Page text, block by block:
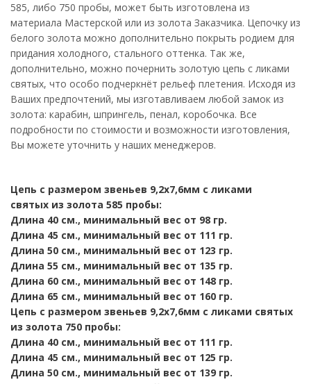
585, либо 750 пробы, может быть изготовлена из
материала Мастерской или из золота Заказчика. Цепочку из
белого золота можно дополнительно покрыть родием для
придания холодного, стального оттенка. Так же,
дополнительно, можно почернить золотую цепь с ликами
святых, что особо подчеркнёт рельеф плетения. Исходя из
Ваших предпочтений, мы изготавливаем любой замок из
золота: карабин, шпрингель, пенал, коробочка. Все
подробности по стоимости и возможности изготовления,
Вы можете уточнить у наших менеджеров.
Цепь с размером звеньев 9,2х7,6мм с ликами
святых из золота 585 пробы:
Длина 40 см., минимальный вес от 98 гр.
Длина 45 см., минимальный вес от 111 гр.
Длина 50 см., минимальный вес от 123 гр.
Длина 55 см., минимальный вес от 135 гр.
Длина 60 см., минимальный вес от 148 гр.
Длина 65 см., минимальный вес от 160 гр.
Цепь с размером звеньев 9,2х7,6мм с ликами святых
из золота 750 пробы:
Длина 40 см., минимальный вес от 111 гр.
Длина 45 см., минимальный вес от 125 гр.
Длина 50 см., минимальный вес от 139 гр.